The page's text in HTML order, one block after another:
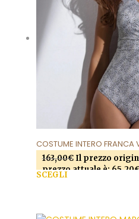
COSTUME INTERO FRANCA
163,00€ Il prezzo
prezzo attuale è:
SCEGLI
possono essere scelte